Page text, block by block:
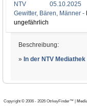
NTV
05.10.2025
Gewitter, Bären, Männer -
ungefährlich
Beschreibung:
» In der NTV
Copyright © 2006 - 2026 OtrkeyFinder™ |